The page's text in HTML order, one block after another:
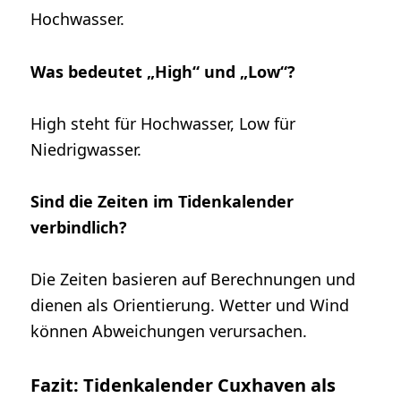
Hochwasser.
Was bedeutet „High“ und „Low“?
High steht für Hochwasser, Low für
Niedrigwasser.
Sind die Zeiten im Tidenkalender
verbindlich?
Die Zeiten basieren auf Berechnungen und
dienen als Orientierung. Wetter und Wind
können Abweichungen verursachen.
Fazit: Tidenkalender Cuxhaven als